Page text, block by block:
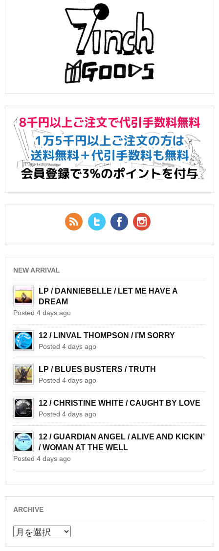
RSS Feed
Twitter Facebook
NEW ARRIVAL
LP / DANNIEBELLE / LET ME HAVE A
DREAM
Posted 4 days ago
12 / LINVAL THOMPSON / I’M SORRY
Posted 4 days ago
LP / BLUES BUSTERS / TRUTH
Posted 4 days ago
12 / CHRISTINE WHITE / CAUGHT BY LOVE
Posted 4 days ago
12 / GUARDIAN ANGEL / ALIVE AND KICKIN’
/ WOMAN AT THE WELL
Posted 4 days ago
ARCHIVE
ARCHIVE